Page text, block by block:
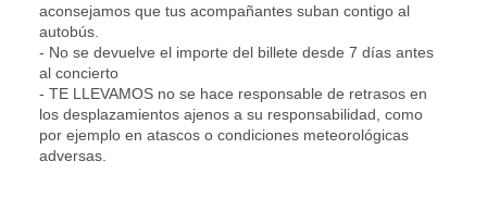
aconsejamos que tus acompañantes suban contigo al
autobús.
- No se devuelve el importe del billete desde 7 días antes
al concierto
- TE LLEVAMOS no se hace responsable de retrasos en
los desplazamientos ajenos a su responsabilidad, como
por ejemplo en atascos o condiciones meteorológicas
adversas.